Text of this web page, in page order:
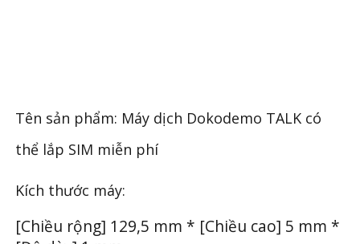
Tên sản phẩm: Máy dịch Dokodemo TALK có
thể lắp SIM miễn phí
Kích thước máy:
[Chiều rộng] 129,5 mm * [Chiều cao] 5 mm *